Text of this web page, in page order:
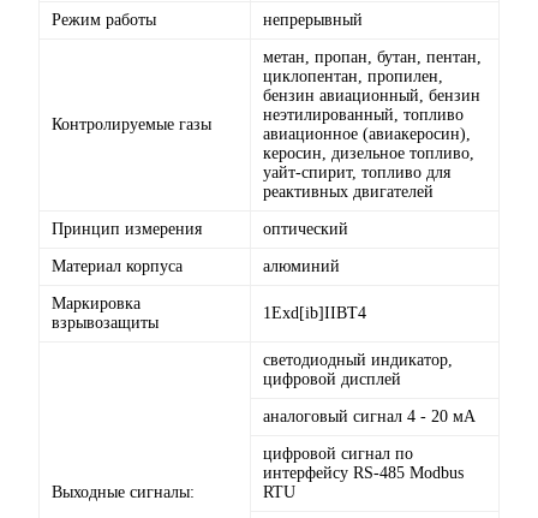
Режим работы непрерывный
Контролируемые газы
метан, пропан, бутан, пентан,
циклопентан, пропилен,
бензин авиационный, бензин
неэтилированный, топливо
авиационное (авиакеросин),
керосин, дизельное топливо,
уайт-спирит, топливо для
реактивных двигателей
Принцип измерения оптический
Материал корпуса алюминий
Маркировка
взрывозащиты
1Exd[ib]IIBT4
Выходные сигналы:
светодиодный индикатор,
цифровой дисплей
аналоговый сигнал 4 - 20 мА
цифровой сигнал по
интерфейсу RS-485 Modbus
RTU